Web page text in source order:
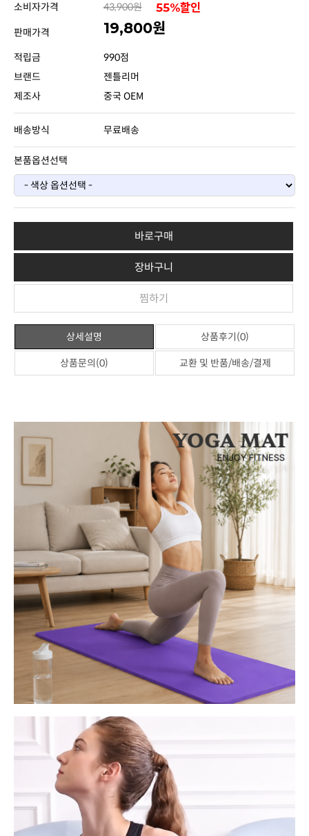
소비자가격 43,900원 55%할인
판매가격 19,800원
적립금
990점
브랜드
젠틀리머
제조사
중국 OEM
배송방식 무료배송
본품옵션선택
바로구매
장바구니
찜하기
상세설명 상품후기(0)
상품문의(0) 교환 및 반품/배송/결제